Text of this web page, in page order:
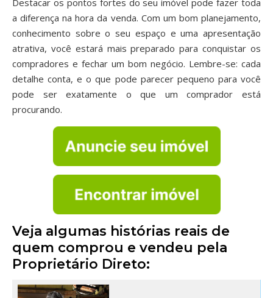
Destacar os pontos fortes do seu imóvel pode fazer toda
a diferença na hora da venda. Com um bom planejamento,
conhecimento sobre o seu espaço e uma apresentação
atrativa, você estará mais preparado para conquistar os
compradores e fechar um bom negócio. Lembre-se: cada
detalhe conta, e o que pode parecer pequeno para você
pode ser exatamente o que um comprador está
procurando.
Veja algumas histórias reais de
quem comprou e vendeu pela
Proprietário Direto: